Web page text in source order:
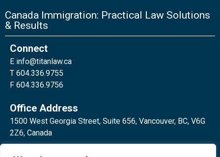
Canada Immigration: Practical Law Solutions
& Results
Connect
E info@titanlaw.ca
T 604.336.9755
F 604.336.9756
Office Address
1500 West Georgia Street, Suite 656, Vancouver, BC, V6G
2Z6, Canada